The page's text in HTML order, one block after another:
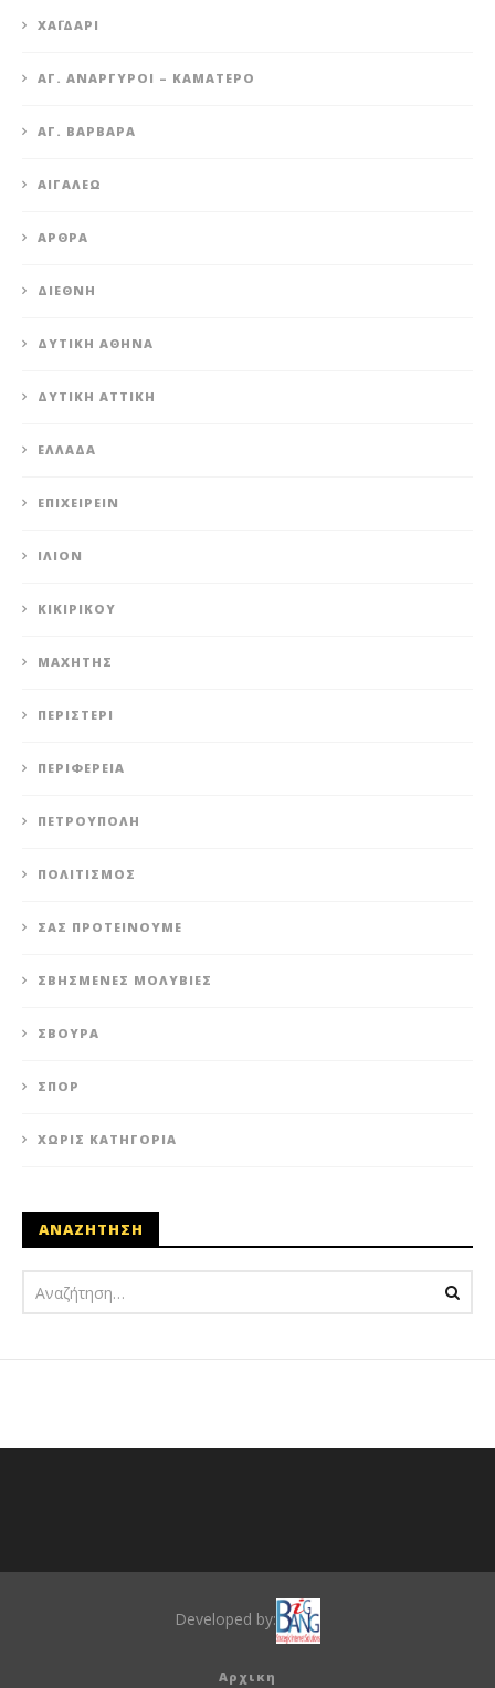
XΑΪΔΆΡΙ
ΆΓ. ΑΝΆΡΓΥΡΟΙ – KΑΜΑΤΕΡΌ
ΑΓ. ΒΑΡΒΆΡΑ
ΑΙΓΆΛΕΩ
ΆΡΘΡΑ
ΔΙΕΘΝΉ
ΔΥΤΙΚΉ ΑΘΉΝΑ
ΔΥΤΙΚΉ ΑΤΤΙΚΉ
ΕΛΛΆΔΑ
ΕΠΙΧΕΙΡΕΊΝ
ΊΛΙΟΝ
ΚΙΚΙΡΙΚΟΥ
ΜΑΧΗΤΗΣ
ΠΕΡΙΣΤΈΡΙ
ΠΕΡΙΦΈΡΕΙΑ
ΠΕΤΡΟΎΠΟΛΗ
ΠΟΛΙΤΙΣΜΌΣ
ΣΑΣ ΠΡΟΤΕΊΝΟΥΜΕ
ΣΒΗΣΜΈΝΕΣ ΜΟΛΥΒΙΈΣ
ΣΒΟΎΡΑ
ΣΠΟΡ
ΧΩΡΊΣ ΚΑΤΗΓΟΡΊΑ
ΑΝΑΖΗΤΗΣΗ
Developed by:
Αρχικη